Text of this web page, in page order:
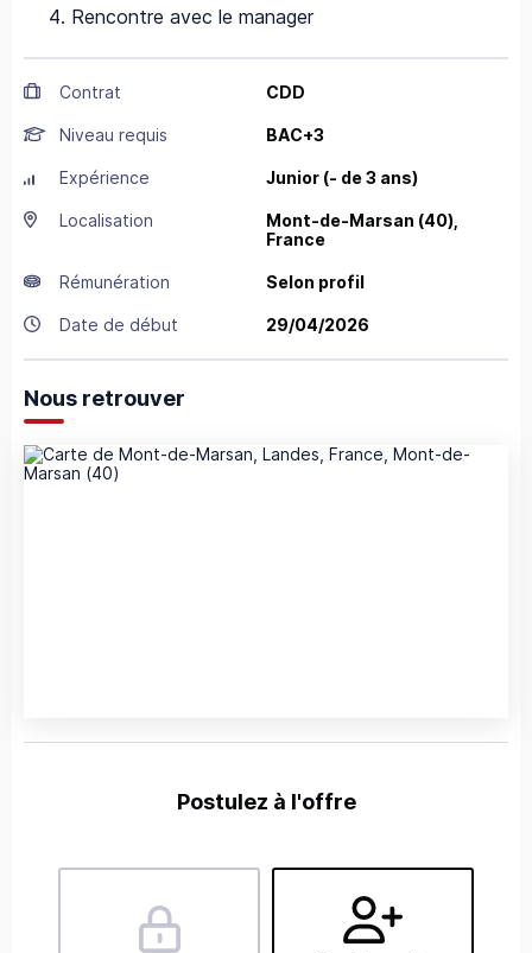
Rencontre avec le manager
Contrat CDD
Niveau requis BAC+3
Expérience Junior (- de 3 ans)
Localisation Mont-de-Marsan (40),
France
Rémunération Selon profil
Date de début 29/04/2026
Nous retrouver
Postulez à l'offre